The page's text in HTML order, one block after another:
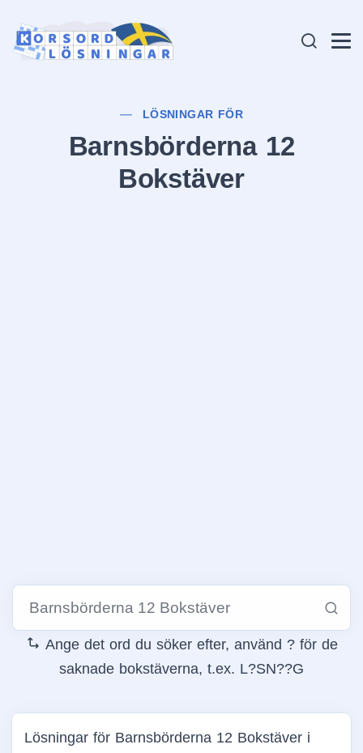
LÖSNINGAR FÖR
Barnsbörderna 12
Bokstäver
Ange det ord du söker efter, använd ? för de
saknade bokstäverna, t.ex. L?SN??G
Lösningar för Barnsbörderna 12 Bokstäver i